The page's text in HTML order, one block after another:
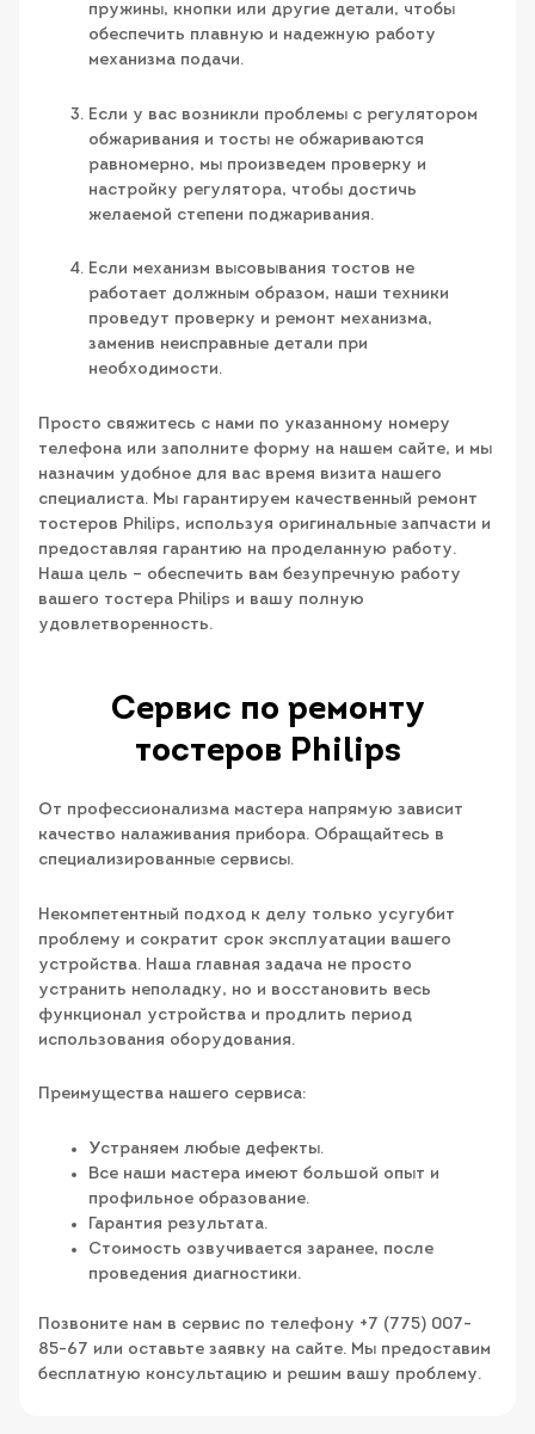
пружины, кнопки или другие детали, чтобы
обеспечить плавную и надежную работу
механизма подачи.
Если у вас возникли проблемы с регулятором
обжаривания и тосты не обжариваются
равномерно, мы произведем проверку и
настройку регулятора, чтобы достичь
желаемой степени поджаривания.
Если механизм высовывания тостов не
работает должным образом, наши техники
проведут проверку и ремонт механизма,
заменив неисправные детали при
необходимости.
Просто свяжитесь с нами по указанному номеру
телефона или заполните форму на нашем сайте, и мы
назначим удобное для вас время визита нашего
специалиста. Мы гарантируем качественный ремонт
тостеров Philips, используя оригинальные запчасти и
предоставляя гарантию на проделанную работу.
Наша цель – обеспечить вам безупречную работу
вашего тостера Philips и вашу полную
удовлетворенность.
Сервис по ремонту
тостеров Philips
От профессионализма мастера напрямую зависит
качество налаживания прибора. Обращайтесь в
специализированные сервисы.
Некомпетентный подход к делу только усугубит
проблему и сократит срок эксплуатации вашего
устройства. Наша главная задача не просто
устранить неполадку, но и восстановить весь
функционал устройства и продлить период
использования оборудования.
Преимущества нашего сервиса:
Устраняем любые дефекты.
Все наши мастера имеют большой опыт и
профильное образование.
Гарантия результата.
Стоимость озвучивается заранее, после
проведения диагностики.
Позвоните нам в сервис по телефону +7 (775) 007-
85-67 или оставьте заявку на сайте. Мы предоставим
бесплатную консультацию и решим вашу проблему.